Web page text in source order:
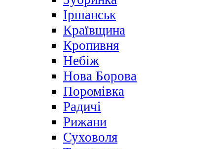
Іршанськ
Краївщина
Кропивня
Небіж
Нова Борова
Поромівка
Радичі
Рижани
Суховоля